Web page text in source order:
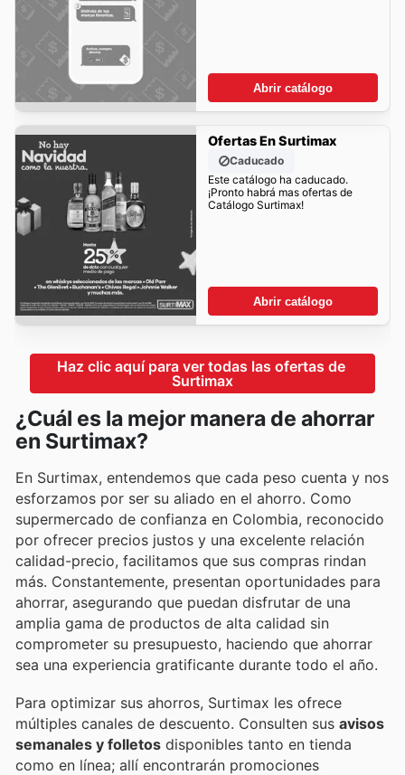
Abrir catálogo
Ofertas En Surtimax
Caducado
Este catálogo ha caducado.
¡Pronto habrá mas ofertas de
Catálogo Surtimax!
Abrir catálogo
Haz clic aquí para ver todas las ofertas de
Surtimax
¿Cuál es la mejor manera de ahorrar
en Surtimax?
En Surtimax, entendemos que cada peso cuenta y nos
esforzamos por ser su aliado en el ahorro. Como
supermercado de confianza en Colombia, reconocido
por ofrecer precios justos y una excelente relación
calidad-precio, facilitamos que sus compras rindan
más. Constantemente, presentan oportunidades para
ahorrar, asegurando que puedan disfrutar de una
amplia gama de productos de alta calidad sin
comprometer su presupuesto, haciendo que ahorrar
sea una experiencia gratificante durante todo el año.
Para optimizar sus ahorros, Surtimax les ofrece
múltiples canales de descuento. Consulten sus avisos
semanales y folletos disponibles tanto en tienda
como en línea; allí encontrarán promociones